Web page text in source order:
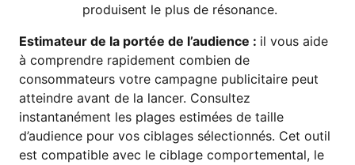
produisent le plus de résonance.
Estimateur de la portée de l’audience : il vous aide
à comprendre rapidement combien de
consommateurs votre campagne publicitaire peut
atteindre avant de la lancer. Consultez
instantanément les plages estimées de taille
d’audience pour vos ciblages sélectionnés. Cet outil
est compatible avec le ciblage comportemental, le